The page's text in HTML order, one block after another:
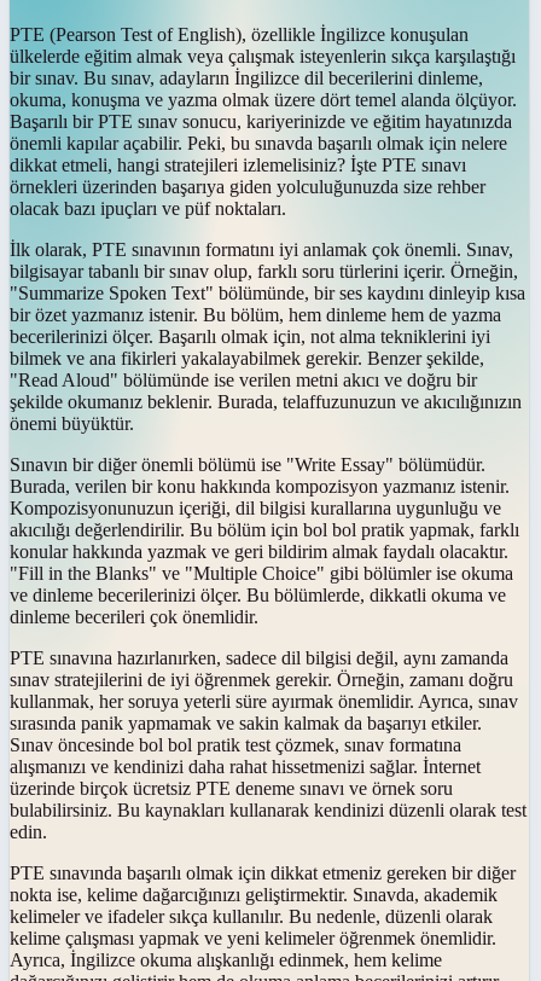
PTE (Pearson Test of English), özellikle İngilizce konuşulan
ülkelerde eğitim almak veya çalışmak isteyenlerin sıkça karşılaştığı
bir sınav. Bu sınav, adayların İngilizce dil becerilerini dinleme,
okuma, konuşma ve yazma olmak üzere dört temel alanda ölçüyor.
Başarılı bir PTE sınav sonucu, kariyerinizde ve eğitim hayatınızda
önemli kapılar açabilir. Peki, bu sınavda başarılı olmak için nelere
dikkat etmeli, hangi stratejileri izlemelisiniz? İşte PTE sınavı
örnekleri üzerinden başarıya giden yolculuğunuzda size rehber
olacak bazı ipuçları ve püf noktaları.
İlk olarak, PTE sınavının formatını iyi anlamak çok önemli. Sınav,
bilgisayar tabanlı bir sınav olup, farklı soru türlerini içerir. Örneğin,
"Summarize Spoken Text" bölümünde, bir ses kaydını dinleyip kısa
bir özet yazmanız istenir. Bu bölüm, hem dinleme hem de yazma
becerilerinizi ölçer. Başarılı olmak için, not alma tekniklerini iyi
bilmek ve ana fikirleri yakalayabilmek gerekir. Benzer şekilde,
"Read Aloud" bölümünde ise verilen metni akıcı ve doğru bir
şekilde okumanız beklenir. Burada, telaffuzunuzun ve akıcılığınızın
önemi büyüktür.
Sınavın bir diğer önemli bölümü ise "Write Essay" bölümüdür.
Burada, verilen bir konu hakkında kompozisyon yazmanız istenir.
Kompozisyonunuzun içeriği, dil bilgisi kurallarına uygunluğu ve
akıcılığı değerlendirilir. Bu bölüm için bol bol pratik yapmak, farklı
konular hakkında yazmak ve geri bildirim almak faydalı olacaktır.
"Fill in the Blanks" ve "Multiple Choice" gibi bölümler ise okuma
ve dinleme becerilerinizi ölçer. Bu bölümlerde, dikkatli okuma ve
dinleme becerileri çok önemlidir.
PTE sınavına hazırlanırken, sadece dil bilgisi değil, aynı zamanda
sınav stratejilerini de iyi öğrenmek gerekir. Örneğin, zamanı doğru
kullanmak, her soruya yeterli süre ayırmak önemlidir. Ayrıca, sınav
sırasında panik yapmamak ve sakin kalmak da başarıyı etkiler.
Sınav öncesinde bol bol pratik test çözmek, sınav formatına
alışmanızı ve kendinizi daha rahat hissetmenizi sağlar. İnternet
üzerinde birçok ücretsiz PTE deneme sınavı ve örnek soru
bulabilirsiniz. Bu kaynakları kullanarak kendinizi düzenli olarak test
edin.
PTE sınavında başarılı olmak için dikkat etmeniz gereken bir diğer
nokta ise, kelime dağarcığınızı geliştirmektir. Sınavda, akademik
kelimeler ve ifadeler sıkça kullanılır. Bu nedenle, düzenli olarak
kelime çalışması yapmak ve yeni kelimeler öğrenmek önemlidir.
Ayrıca, İngilizce okuma alışkanlığı edinmek, hem kelime